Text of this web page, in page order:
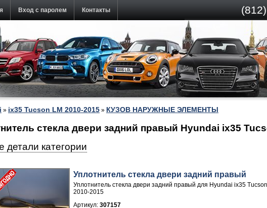
Вход с паролем Контакты (812)
» ix35 Tucson LM 2010-2015 » КУЗОВ НАРУЖНЫЕ ЭЛЕМЕНТЫ
стекла двери задний правый Hyundai ix35
детали категории
Уплотнитель стекла двери задний правый
Уплотнитель стекла двери задний правый для Hyundai ix35
2010-2015
Артикул:307157